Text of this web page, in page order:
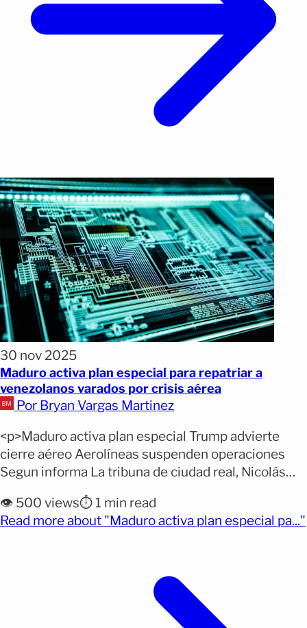
30 nov 2025
Maduro activa plan especial para repatriar a
venezolanos varados por crisis aérea
Por Bryan Vargas Martinez
<p>Maduro activa plan especial Trump advierte
cierre aéreo Aerolíneas suspenden operaciones
Segun informa La tribuna de ciudad real, Nicolás
ciudadanos venezolanos varados en distintos
países tras la suspensión de vuelos causada por
facilitar también los itinerarios [&hellip;]</p>
👁️ 500 views⏱️ 1 min read
Read more about "Maduro activa plan especial pa..."